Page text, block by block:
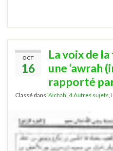
OCT
16
La voix de
une ‘awrah
rapporté
Classé dans 'Aichah 4.Autres sujets